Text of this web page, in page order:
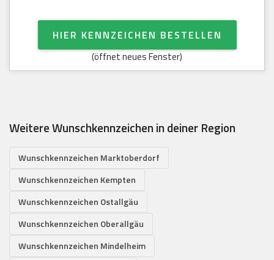
HIER KENNZEICHEN BESTELLEN
(öffnet neues Fenster)
Weitere Wunschkennzeichen in deiner Region
Wunschkennzeichen Marktoberdorf
Wunschkennzeichen Kempten
Wunschkennzeichen Ostallgäu
Wunschkennzeichen Oberallgäu
Wunschkennzeichen Mindelheim